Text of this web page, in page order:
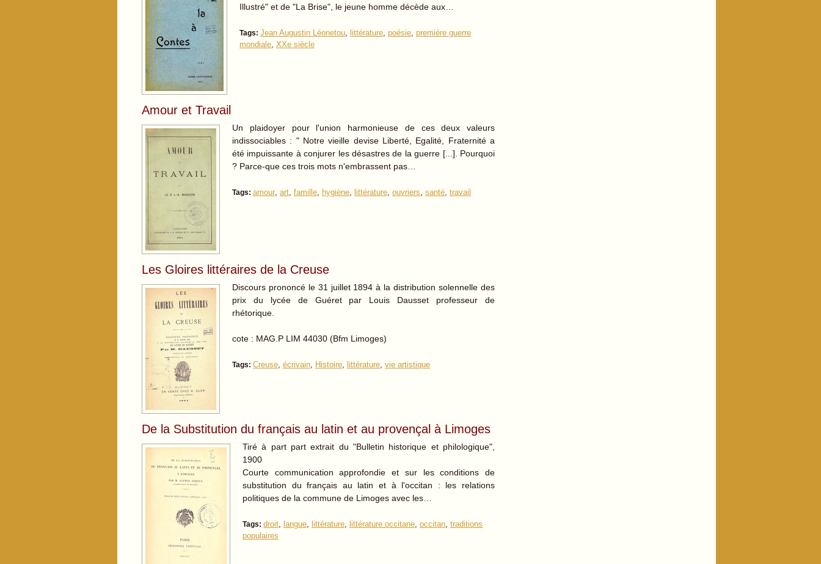
Illustré" et de "La Brise", le jeune homme décède aux…
Tags: Jean Augustin Léonetou littérature poésie première guerre
mondiale XXe siècle
Amour et Travail
Un plaidoyer pour l'union harmonieuse de ces deux valeurs
indissociables : " Notre vieille devise Liberté, Egalité, Fraternité a
été impuissante à conjurer les désastres de la guerre [...]. Pourquoi
? Parce-que ces trois mots n'embrassent pas…
Tags: amour art famille hygiène littérature ouvriers santé travail
Les Gloires littéraires de la Creuse
Discours prononcé le 31 juillet 1894 à la distribution solennelle des
prix du lycée de Guéret par Louis Dausset professeur de
rhétorique.
cote : MAG.P LIM 44030 (Bfm Limoges)
Tags: Creuse écrivain Histoire littérature vie artistique
De la Substitution du français au latin et au provençal à Limoges
Tiré à part part extrait du "Bulletin historique et philologique",
1900
Courte communication approfondie et sur les conditions de
substitution du français au latin et à l'occitan : les relations
politiques de la commune de Limoges avec les…
Tags: droit langue littérature littérature occitane occitan traditions
populaires